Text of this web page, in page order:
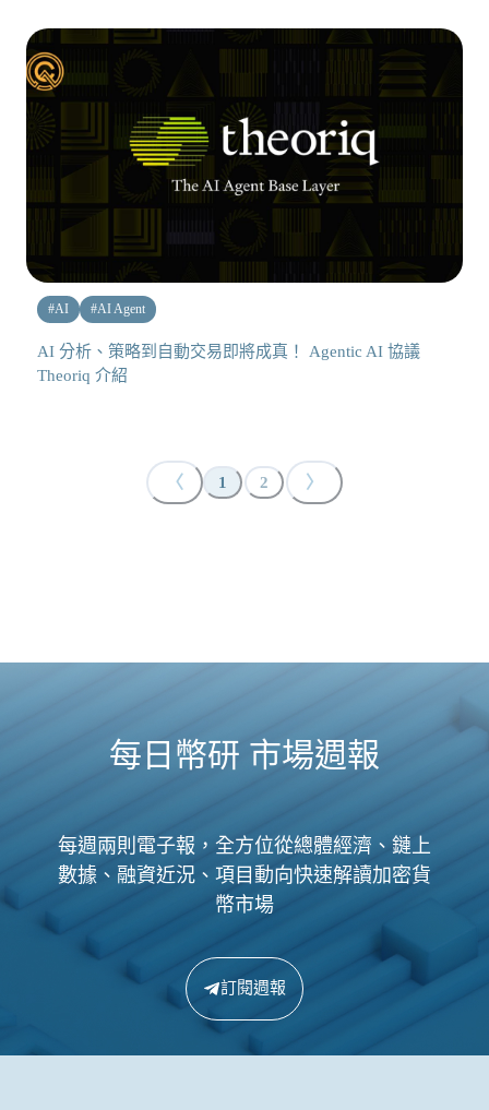
#AI #AI Agent
AI 分析、策略到自動交易即將成真！ Agentic AI 協議
Theoriq 介紹
〈 1 2 〉
每日幣研 市場週報
每週兩則電子報，全方位從總體經濟、鏈上
數據、融資近況、項目動向快速解讀加密貨
幣市場
訂閱週報